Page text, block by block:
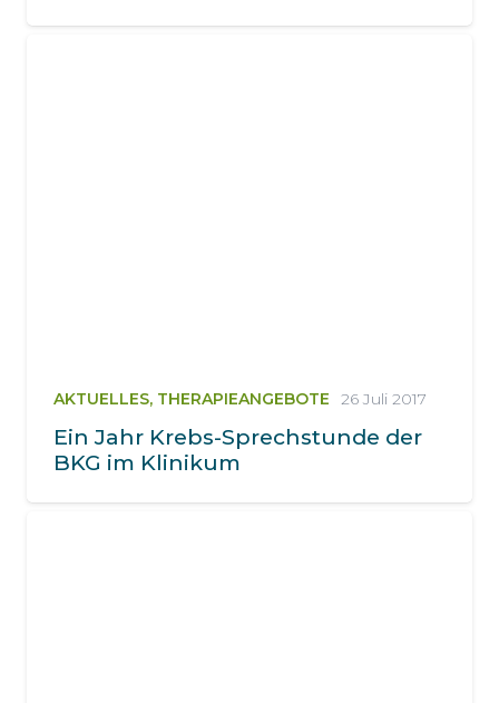
AKTUELLES, THERAPIEANGEBOTE 26 Juli 2017
Ein Jahr Krebs-Sprechstunde der
BKG im Klinikum